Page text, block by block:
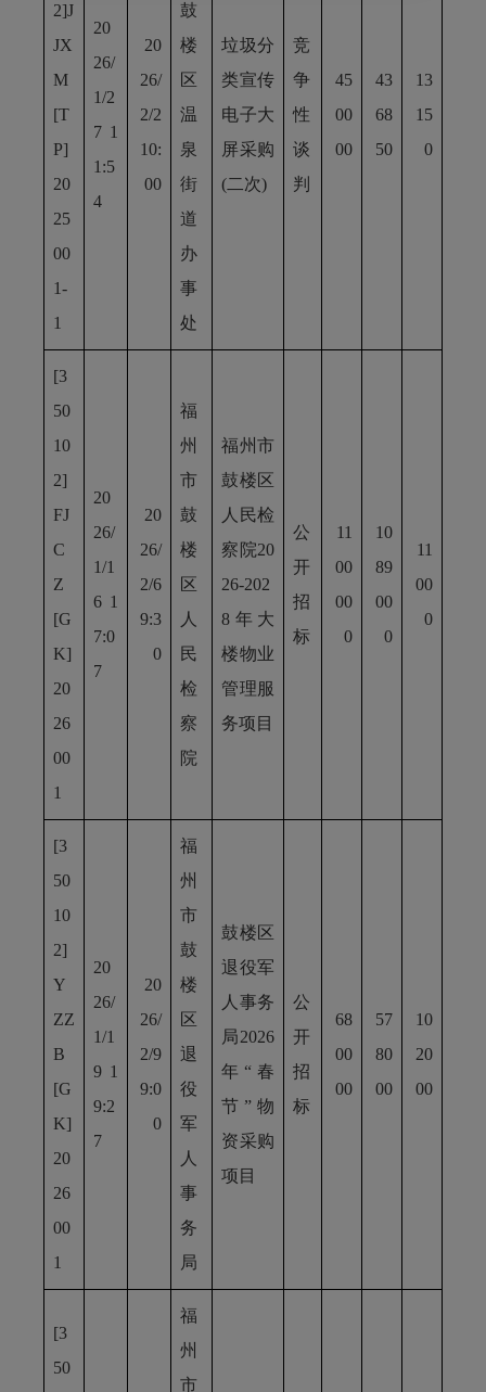
2]J
JX
M
[T
P]
20
25
00
1-
1
20
26/
1/2
7 1
1:5
4
20
26/
2/2
10:
00
鼓
楼
区
温
泉
街
道
办
事
处
垃圾分
类宣传
电子大
屏采购
(二次)
竞
争
性
谈
判
45
00
00
43
68
50
13
15
0
[3
50
10
2]
FJ
C
Z
[G
K]
20
26
00
1
20
26/
1/1
6 1
7:0
7
20
26/
2/6
9:3
0
福
州
市
鼓
楼
区
人
民
检
察
院
福州市
鼓楼区
人民检
察院20
26-202
8年大
楼物业
管理服
务项目
公
开
招
标
11
00
00
0
10
89
00
0
11
00
0
[3
50
10
2]
Y
ZZ
B
[G
K]
20
26
00
1
20
26/
1/1
9 1
9:2
7
20
26/
2/9
9:0
0
福
州
市
鼓
楼
区
退
役
军
人
事
务
局
鼓楼区
退役军
人事务
局2026
年“春
节”物
资采购
项目
公
开
招
标
68
00
00
57
80
00
10
20
00
[3
50
福
州
市